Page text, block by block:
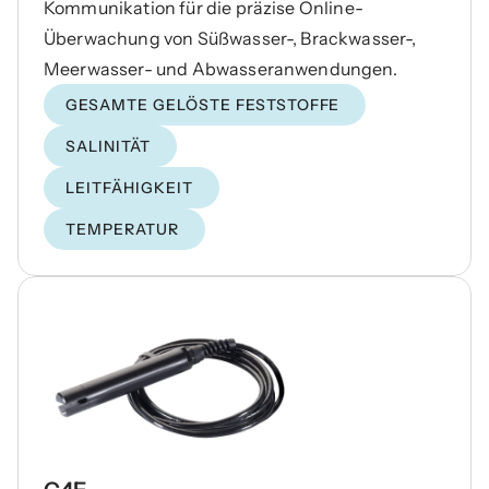
Kommunikation für die präzise Online-
Überwachung von Süßwasser-, Brackwasser-,
Meerwasser- und Abwasseranwendungen.
GESAMTE GELÖSTE FESTSTOFFE
SALINITÄT
LEITFÄHIGKEIT
TEMPERATUR